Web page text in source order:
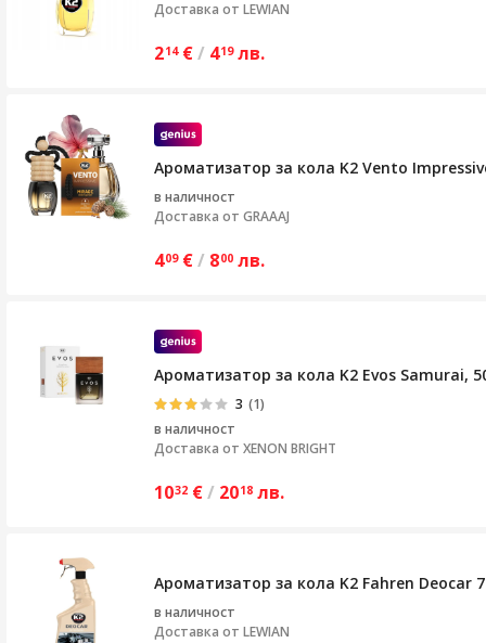
Доставка от LEWIAN
214 €/ 419 лв.
Ароматизатор за кола K2 Vento
в наличност
Доставка от GRAAAJ
409 €/ 800 лв.
Ароматизатор за кола K2 Evos Samurai,
3 (1)
в наличност
Доставка от XENON BRIGHT
1032 €/ 2018 лв.
Ароматизатор за кола K2 Fahren
в наличност
Доставка от LEWIAN